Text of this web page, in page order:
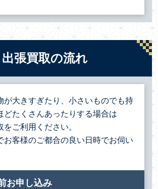
出張買取の流れ
が大きすぎたり、小さいものでも持
どたくさんあったりする場合は
ご利用ください。
お客様のご都合の良い日時でお伺い
お申し込み